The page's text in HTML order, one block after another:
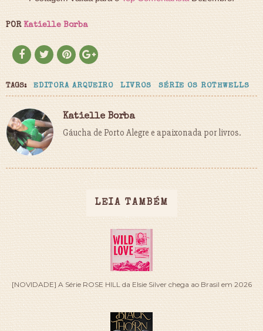
PORKatielle Borba
TAGS: EDITORA ARQUEIRO LIVROS SÉRIE OS ROTHWELLS
Katielle Borba
Gáucha de Porto Alegre e apaixonada por livros.
LEIA TAMBÉM
[NOVIDADE] A Série ROSE HILL da Elsie Silver chega ao Brasil em 2026